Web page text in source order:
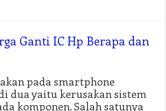
Ganti IC Hp Berapa dan
pada smartphone
dua yaitu kerusakan sistem
komponen. Salah satunya